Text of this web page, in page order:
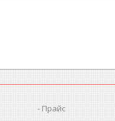
Прайс